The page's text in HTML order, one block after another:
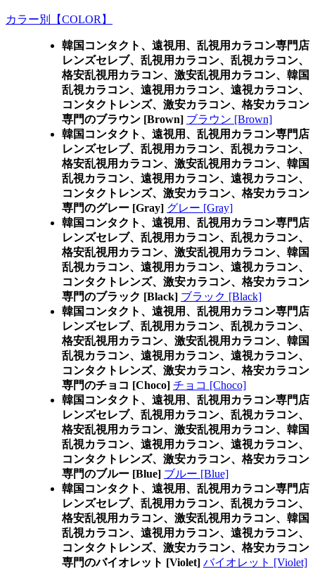
カラー別【COLOR】
韓国コンタクト、遠視用、乱視用カラコン専門店
レンズセレブ、乱視用カラコン、乱視カラコン、
格安乱視用カラコン、激安乱視用カラコン、韓国
乱視カラコン、遠視用カラコン、遠視カラコン、
コンタクトレンズ、激安カラコン、格安カラコン
専門のブラウン [Brown] ブラウン [Brown]
韓国コンタクト、遠視用、乱視用カラコン専門店
レンズセレブ、乱視用カラコン、乱視カラコン、
格安乱視用カラコン、激安乱視用カラコン、韓国
乱視カラコン、遠視用カラコン、遠視カラコン、
コンタクトレンズ、激安カラコン、格安カラコン
専門のグレー [Gray] グレー [Gray]
韓国コンタクト、遠視用、乱視用カラコン専門店
レンズセレブ、乱視用カラコン、乱視カラコン、
格安乱視用カラコン、激安乱視用カラコン、韓国
乱視カラコン、遠視用カラコン、遠視カラコン、
コンタクトレンズ、激安カラコン、格安カラコン
専門のブラック [Black] ブラック [Black]
韓国コンタクト、遠視用、乱視用カラコン専門店
レンズセレブ、乱視用カラコン、乱視カラコン、
格安乱視用カラコン、激安乱視用カラコン、韓国
乱視カラコン、遠視用カラコン、遠視カラコン、
コンタクトレンズ、激安カラコン、格安カラコン
専門のチョコ [Choco] チョコ [Choco]
韓国コンタクト、遠視用、乱視用カラコン専門店
レンズセレブ、乱視用カラコン、乱視カラコン、
格安乱視用カラコン、激安乱視用カラコン、韓国
乱視カラコン、遠視用カラコン、遠視カラコン、
コンタクトレンズ、激安カラコン、格安カラコン
専門のブルー [Blue] ブルー [Blue]
韓国コンタクト、遠視用、乱視用カラコン専門店
レンズセレブ、乱視用カラコン、乱視カラコン、
格安乱視用カラコン、激安乱視用カラコン、韓国
乱視カラコン、遠視用カラコン、遠視カラコン、
コンタクトレンズ、激安カラコン、格安カラコン
専門のバイオレット [Violet] バイオレット [Violet]